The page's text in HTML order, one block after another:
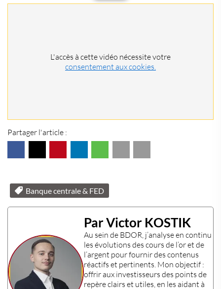
L'accès à cette vidéo nécessite votre
consentement aux cookies.
Partager l'article :
Banque centrale & FED
Par Victor KOSTIK
Au sein de BDOR, j’analyse en continu
les évolutions des cours de l’oret de
l’argent pour fournir des contenus
réactifs et pertinents. Mon objectif :
offrir aux investisseurs des points de
repère clairs et utiles, en les aidant à